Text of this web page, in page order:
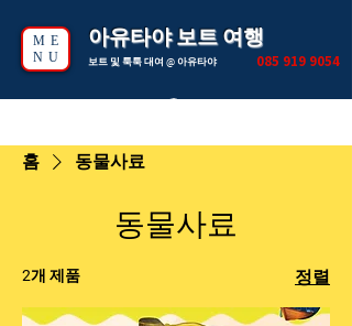
ME
NU
아유타야 보트 여행
보트 및 툭툭 대여 @ 아유타야 085 919 9054
홈 동물사료
동물사료
2개 제품 정렬